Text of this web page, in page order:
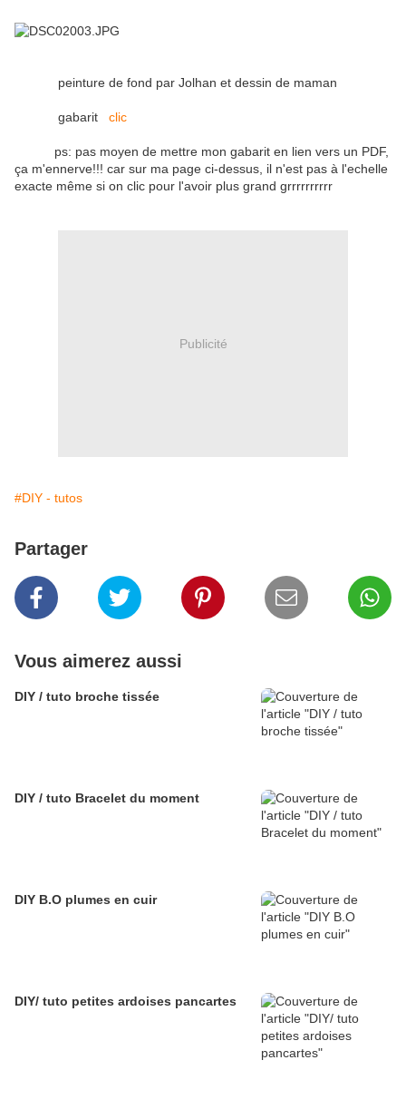
peinture de fond par Jolhan et dessin de maman
gabarit clic
ps: pas moyen de mettre mon gabarit en lien vers un PDF,
ça m'ennerve!!! car sur ma page ci-dessus, il n'est pas à l'echelle
exacte même si on clic pour l'avoir plus grand grrrrrrrrrr
Publicité
#DIY - tutos
Partager
Vous aimerez aussi
DIY / tuto broche tissée
DIY / tuto Bracelet du moment
DIY B.O plumes en cuir
DIY/ tuto petites ardoises pancartes